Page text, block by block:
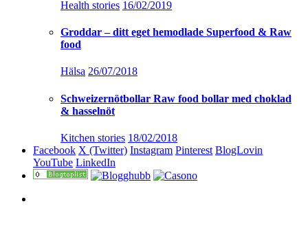
Health stories 16/02/2019
Groddar – ditt eget hemodlade Superfood & Raw
food
Hälsa 26/07/2018
Schweizernötbollar Raw food bollar med choklad
& hasselnöt
Kitchen stories 18/02/2018
Facebook X (Twitter) Instagram Pinterest BlogLovin
YouTube LinkedIn